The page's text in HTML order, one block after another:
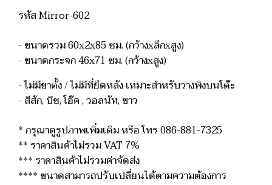
รหัส Mirror-602
- ขนาดรวม 60x2x85 ซม. (กว้างxลึกxสูง)
- ขนาดกระจก 46x71 ซม. (กว้างxสูง)
- ไม่มีขาตั้ง / ไม่มีที่ยึดหลัง เหมาะสำหรับวางพิงบนโต๊ะ
- สีสัก, บีช, โอ๊ค , วอลนัท, ขาว
* กรุณาดูรูปภาพเพิ่มเติม หรือ โทร 086-881-7325
** ราคาสินค้าไม่รวม VAT 7%
*** ราคาสินค้าไม่รวมค่าจัดส่ง
**** ขนาดสามารถปรับเปลี่ยนได้ตามความต้องการ